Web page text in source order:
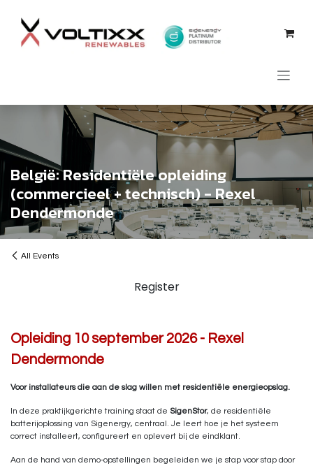
België: Residentiële opleiding
(commercieel + technisch) - Rexel
Dendermonde
All Events
Register
Opleiding 10 september 2026 - Rexel
Dendermonde
Voor installateurs die aan de slag willen met residentiële energieopslag.
In deze praktijkgerichte training staat de SigenStor, de residentiële
batterijoplossing van Sigenergy, centraal. Je leert hoe je het systeem
correct installeert, configureert en oplevert bij de eindklant.
Aan de hand van demo-opstellingen begeleiden we je stap voor stap door